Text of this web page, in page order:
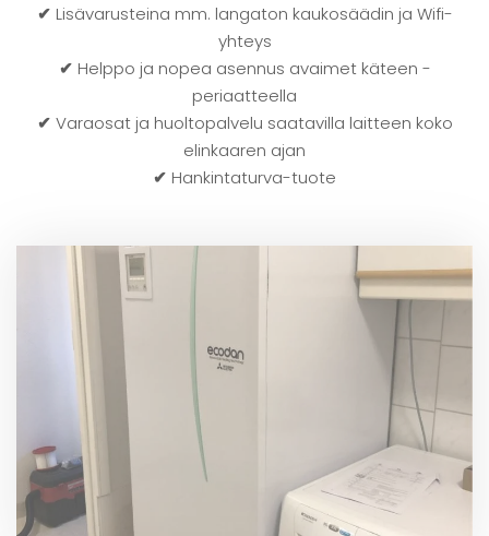
✔ Lisävarusteina mm. langaton kaukosäädin ja Wifi-
yhteys
✔ Helppo ja nopea asennus avaimet käteen -
periaatteella
✔ Varaosat ja huoltopalvelu saatavilla laitteen koko
elinkaaren ajan
✔ Hankintaturva-tuote